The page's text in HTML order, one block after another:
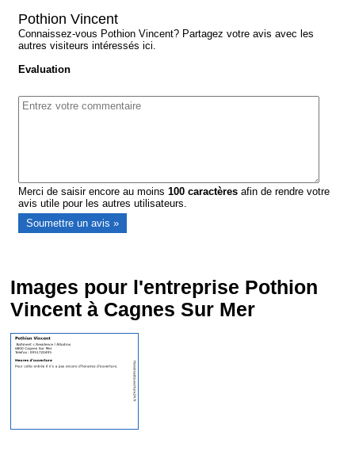
Pothion Vincent
Connaissez-vous Pothion Vincent? Partagez votre avis avec les
autres visiteurs intéressés ici.
Evaluation
Merci de saisir encore au moins100 caractères afin de rendre votre
avis utile pour les autres utilisateurs.
Images pour l'entreprise Pothion
Vincent à Cagnes Sur Mer